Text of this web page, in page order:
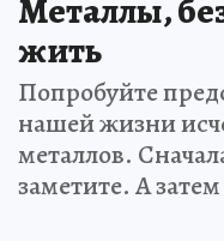
Металлы,
жить
Попробуйте
нашей жизни
металлов.
заметите. А